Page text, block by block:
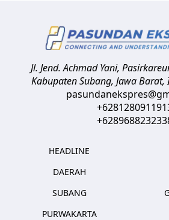
Jl. Jend. Achmad Yani,
Kabupaten Subang, Jawa Barat,
HEADLINE
DAERAH
SUBANG
PURWAKARTA